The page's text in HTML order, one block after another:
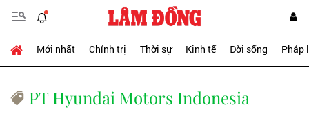
Mới nhất Chính trị Thời sự Kinh tế Đời sống Pháp
PT Hyundai Motors Indonesia